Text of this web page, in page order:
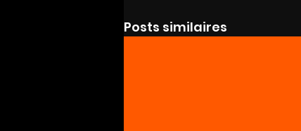
Posts similaires